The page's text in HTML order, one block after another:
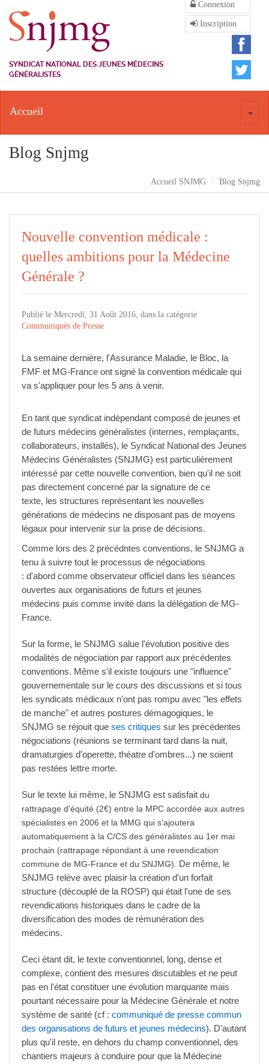
Connexion
Inscription
SYNDICAT NATIONAL DES JEUNES MÉDECINS
GÉNÉRALISTES
Toggle
Accueil
Blog Snjmg
Accueil SNJMG Blog Snjmg
Nouvelle convention médicale :
quelles ambitions pour la Médecine
Générale ?
Publié le Mercredi, 31 Août 2016, dans la catégorie
Communiqués de Presse
La semaine dernière, l'Assurance Maladie, le Bloc, la
FMF et MG-France ont signé la convention médicale qui
va s'appliquer pour les 5 ans à venir.
En tant que syndicat indépendant composé de jeunes et
de futurs médecins généralistes (internes, remplaçants,
collaborateurs, installés), le Syndicat National des Jeunes
Médecins Généralistes (SNJMG) est particulièrement
intéressé par cette nouvelle convention, bien qu'il ne soit
pas directement concerné par la signature de ce
texte, les structures représentant les nouvelles
générations de médecins ne disposant pas de moyens
légaux pour intervenir sur la prise de décisions.
Comme lors des 2 précédntes conventions, le SNJMG a
tenu à suivre tout le processus de négociations
: d'abord comme observateur officiel dans les séances
ouvertes aux organisations de futurs et jeunes
médecins puis comme invité dans la délégation de MG-
France.
Sur la forme, le SNJMG salue l'évolution positive des
modalités de négociation par rapport aux précédentes
conventions. Même s'il existe toujours une "influence"
gouvernementale sur le cours des discussions et si tous
les syndicats médicaux n'ont pas rompu avec "les effets
de manche" et autres postures démagogiques, le
SNJMG se réjouit que ses critiques sur les précédentes
négociations (réunions se terminant tard dans la nuit,
dramaturgies d'operette, théatre d'ombres...) ne soient
pas restées lettre morte.
Sur le texte lui même, le SNJMG est satisfait du
rattrapage d'équité (2€) entre la MPC accordée aux autres
spécialistes en 2006 et la MMG qui s'ajoutera
automatiquement à la C/CS des généralistes au 1er mai
prochain (rattrapage répondant à une revendication
commune de MG-France et du SNJMG). De même, le
SNJMG relève avec plaisir la création d'un forfait
structure (découplé de la ROSP) qui était l'une de ses
revendications historiques dans le cadre de la
diversification des modes de rémunération des
médecins.
Ceci étant dit, le texte conventionnel, long, dense et
complexe, contient des mesures discutables et ne peut
pas en l'état constituer une évolution marquante mais
pourtant nécessaire pour la Médecine Générale et notre
système de santé (cf : communiqué de presse commun
des organisations de futurs et jeunes médecins). D'autant
plus qu'il reste, en dehors du champ conventionnel, des
chantiers majeurs à conduire pour que la Médecine